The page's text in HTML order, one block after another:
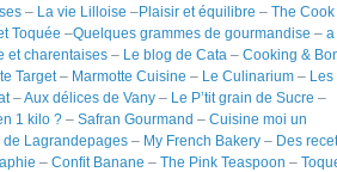
– La vie Lilloise –Plaisir et équilibre – The Cook
Toquée –Quelques grammes de gourmandise – a
et charentaises – Le blog de Cata – Cooking &
Target– Marmotte Cuisine – Le Culinarium – Les
–Aux délices de Vany – Le P’tit grain de Sucre –
1 kilo ? – Safran Gourmand – Cuisine moi un
de Lagrandepages – My French Bakery – Des
– Confit Banane – The Pink Teaspoon –